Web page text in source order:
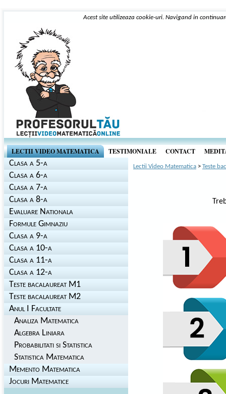
Acest site utilizeaza cookie-uri. Navigand in
LECTII VIDEO MATEMATICA TESTIMONIALE CONTACT
Clasa a 5-a
Clasa a 6-a
Clasa a 7-a
Clasa a 8-a
Evaluare Nationala
Formule Gimnaziu
Clasa a 9-a
Clasa a 10-a
Clasa a 11-a
Clasa a 12-a
Teste bacalaureat M1
Teste bacalaureat M2
Anul I Facultate
Analiza Matematica
Algebra Liniara
Probabilitati si Statistica
Statistica Matematica
Memento Matematica
Jocuri Matematice
Lectii Video Matematica > Teste